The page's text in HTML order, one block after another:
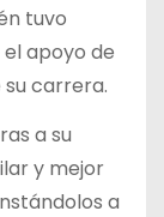
tuvo
apoyo de
carrera.
a su
y mejor
a